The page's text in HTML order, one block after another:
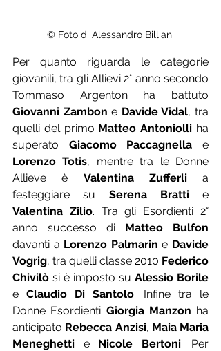
© Foto di Alessandro Billiani
Per quanto riguarda le categorie
giovanili, tra gli Allievi 2° anno secondo
Giovanni Zambon e Davide Vidal, tra
quelli del primo Matteo Antoniolli ha
superato Giacomo Paccagnella
Lorenzo Totis, mentre tra le Donne
Allieve è Valentina Zufferli a
festeggiare su Serena Bratti
Valentina Zilio. Tra gli Esordienti 2°
anno successo di Matteo Bulfon
davanti a Lorenzo Palmarin e Davide
Vogrig, tra quelli classe 2010 Federico
Chivilò si è imposto su Alessio Borile
e Claudio Di Santolo. Infine tra le
Donne Esordienti Giorgia Manzon ha
anticipato Rebecca Anzisi, Maia Maria
Meneghetti e Nicole Bertoni. Per